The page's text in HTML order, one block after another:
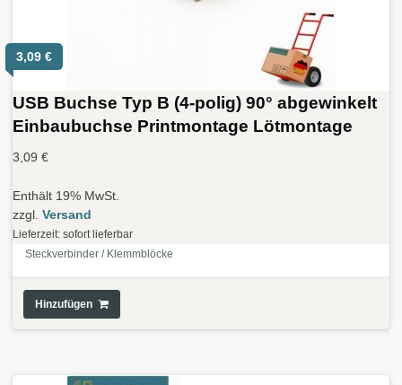
3,09 €
USB Buchse Typ B (4-polig) 90° abgewinkelt
Einbaubuchse Printmontage Lötmontage
3,09 €
Enthält 19% MwSt.
zzgl. Versand
Lieferzeit: sofort lieferbar
Steckverbinder / Klemmblöcke
Hinzufügen